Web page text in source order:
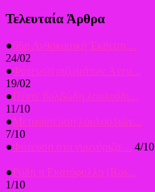
Τελευταία Άρθρα
●66η Ανθοκομική Έκθεση ...
24/02
●Φύτευση ριζωμάτων Aνεμ...
19/02
● Πέντε βολβώδη λουλούδι...
11/10
● Μεταφύτευση λουλουδιών...
7/10
●Φύτευση στα γυμνόριζα ... 4/10
● Ρόδη η Εκατόφυλλη (Ros...
1/10